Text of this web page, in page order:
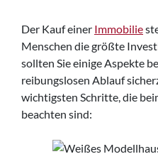
Der Kauf einer Immobilie
Menschen die größte
sollten Sie einige Aspekte
reibungslosen Ablauf
wichtigsten Schritte, die
beachten sind: